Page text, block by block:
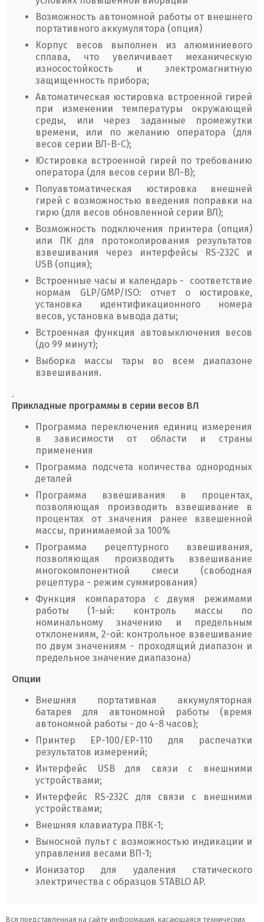
Возможность автономной работы от внешнего
портативного аккумулятора (опция)
Корпус весов выполнен из алюминиевого
сплава, что увеличивает механическую
износостойкость и электромагнитную
защищенность прибора;
Автоматическая юстировка встроенной гирей
при изменении температуры окружающей
среды, или через заданные промежутки
времени, или по желанию оператора (для
весов серии ВЛ-В-С);
Юстировка встроенной гирей по требованию
оператора (для весов серии ВЛ-В);
Полуавтоматическая юстировка внешней
гирей с возможностью введения поправки на
гирю (для весов обновленной серии ВЛ);
Возможность подключения принтера (опция)
или ПК для протоколирования результатов
взвешивания через интерфейсы RS-232C и
USB (опция);
Встроенные часы и календарь - соответствие
нормам GLP/GMP/ISO: отчет о юстировке,
установка идентификационного номера
весов, установка вывода даты;
Встроенная функция автовыключения весов
(до 99 минут);
Выборка массы тары во всем диапазоне
взвешивания.
.
Прикладные программы в серии весов ВЛ
Программа переключения единиц измерения
в зависимости от области и страны
применения
Программа подсчета количества однородных
деталей
Программа взвешивания в процентах,
позволяющая производить взвешивание в
процентах от значения ранее взвешенной
массы, принимаемой за 100%
Программа рецептурного взвешивания,
позволяющая производить взвешивание
многокомпонентной смеси (свободная
рецептура - режим суммирования)
Функция компаратора с двумя режимами
работы (1-ый: контроль массы по
номинальному значению и предельным
отклонениям, 2-ой: контрольное взвешивание
по двум значениям - проходящий диапазон и
предельное значение диапазона)
Опции
Внешняя портативная аккумуляторная
батарея для автономной работы (время
автономной работы - до 4-8 часов);
Принтер ЕР-100/ЕР-110 для распечатки
результатов измерений;
Интерфейс USB для связи с внешними
устройствами;
Интерфейс RS-232C для связи с внешними
устройствами;
Внешняя клавиатура ПВК-1;
Выносной пульт с возможностью индикации и
управления весами ВП-1;
Ионизатор для удаления статического
электричества с образцов STABLO AP.
Вся представленная на сайте информация, касающаяся технических